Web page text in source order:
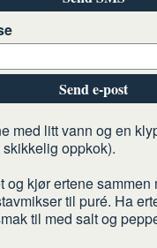
Send e-post
med litt vann og en
oppkok).
og kjør ertene sammen
til puré. Ha
til med salt og